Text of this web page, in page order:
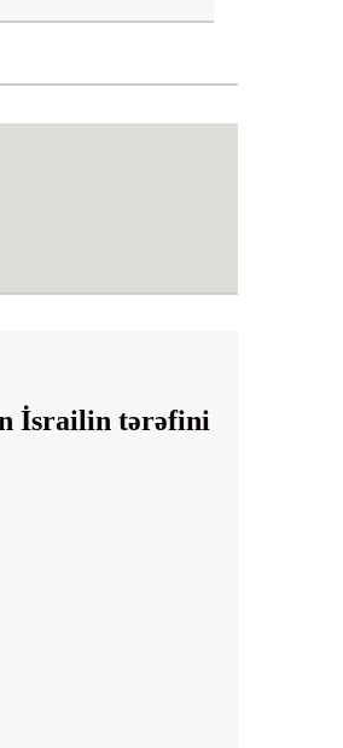
İsrailin tərəfini